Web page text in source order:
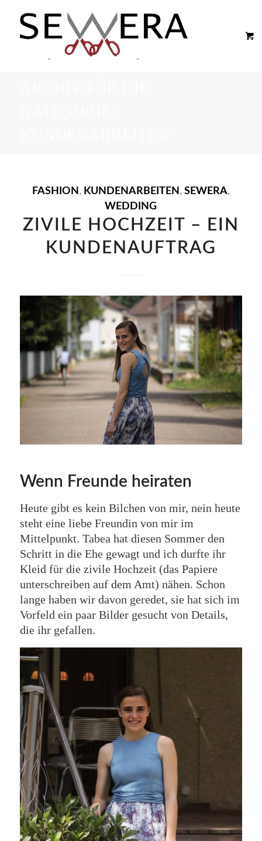
FASHION , KUNDENARBEITEN , SEWERA,
WEDDING
ZIVILE HOCHZEIT – EIN
KUNDENAUFTRAG
Wenn Freunde heiraten
Heute gibt es kein Bilchen von mir, nein heute
steht eine liebe Freundin von mir im
Mittelpunkt. Tabea hat diesen Sommer den
Schritt in die Ehe gewagt und ich durfte ihr
Kleid für die zivile Hochzeit (das Papiere
unterschreiben auf dem Amt) nähen. Schon
lange haben wir davon geredet, sie hat sich im
Vorfeld ein paar Bilder gesucht von Details,
die ihr gefallen.